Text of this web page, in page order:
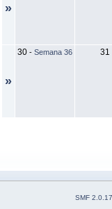
»
»
30 - Semana 36 31
SMF 2.0.17